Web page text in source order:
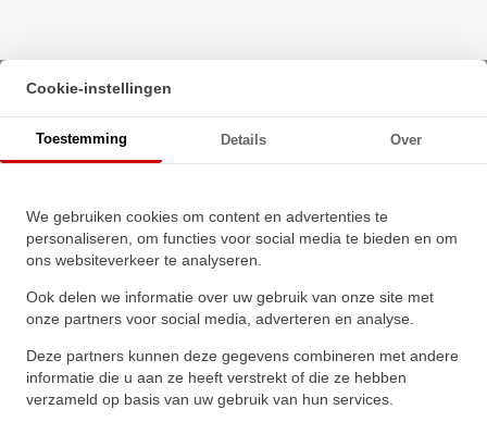
Beginpagina·
Bosch Rexroth Kogelwagen Koolstofstaal KWD-035-FLS-
C2-P-1 Zonder Kogelketting
Cookie-instellingen
Toestemming Details Over
We gebruiken cookies om content en advertenties te
personaliseren, om functies voor social media te bieden en om
ons websiteverkeer te analyseren.
Ook delen we informatie over uw gebruik van onze site met
onze partners voor social media, adverteren en analyse.
Deze partners kunnen deze gegevens combineren met andere
informatie die u aan ze heeft verstrekt of die ze hebben
verzameld op basis van uw gebruik van hun services.
Bosch Rexroth Kogelwagen
Koolstofstaal KWD-035-FLS-C2-
P-1 Zonder Kogelketting
Schrijf een review!